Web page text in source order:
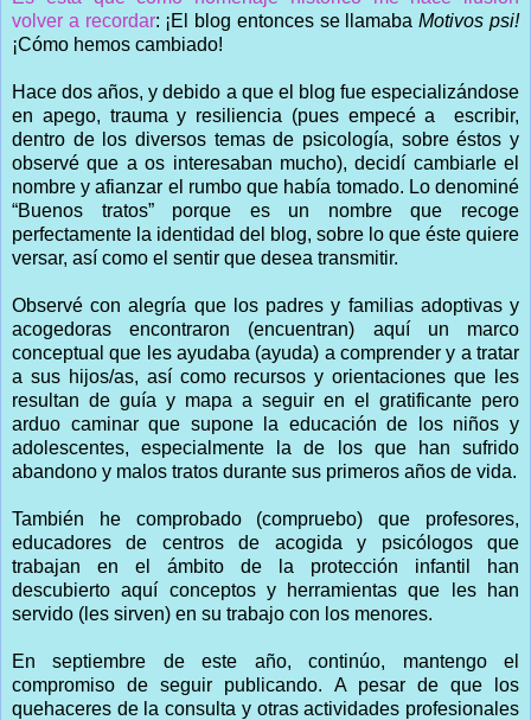
volver a recordar: ¡El blog entonces se llamabaMotivos psi!
¡Cómo hemos cambiado!
Hace dos años, y debido a que el blog fue especializándose
en apego, trauma y resiliencia (pues empecé a
escribir,
dentro de los diversos temas de psicología, sobre éstos y
observé que a os interesaban mucho), decidí cambiarle el
nombre y afianzar el rumbo que había tomado. Lo denominé
“Buenos tratos” porque es un nombre que recoge
perfectamente la identidad del blog, sobre lo que éste quiere
versar, así como el sentir que desea transmitir.
Observé con alegría que los padres y familias adoptivas y
acogedoras encontraron (encuentran) aquí un marco
conceptual que les ayudaba (ayuda) a comprender y a tratar
a sus hijos/as, así como recursos y orientaciones que les
resultan de guía y mapa a seguir en el gratificante pero
arduo caminar que supone la educación de los niños y
adolescentes, especialmente la de los que han sufrido
abandono y malos tratos durante sus primeros años de vida.
También he comprobado (compruebo) que profesores,
educadores de centros de acogida y psicólogos que
trabajan en el ámbito de la protección infantil han
descubierto aquí conceptos y herramientas que les han
servido (les sirven) en su trabajo con los menores.
En septiembre de este año, continúo, mantengo el
compromiso de seguir publicando. A pesar de que los
quehaceres de la consulta y otras actividades profesionales